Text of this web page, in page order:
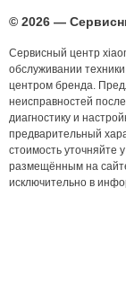
© 2026 —
Сервисный центр
обслуживании
центром бренда.
неисправностей
диагностику и
предварительный
стоимость уточняйте
размещённым на
исключительно в